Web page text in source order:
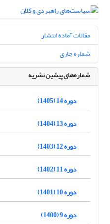
مقالات آماده انتشار
شماره جاری
شماره‌های پیشین نشریه
دوره 14 (1405)
دوره 13 (1404)
دوره 12 (1403)
دوره 11 (1402)
دوره 10 (1401)
دوره 9 (1400)